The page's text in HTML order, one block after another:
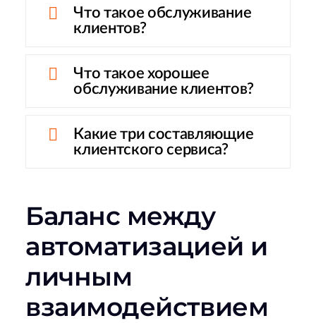
Что такое обслуживание
клиентов?
Что такое хорошее
обслуживание клиентов?
Какие три составляющие
клиентского сервиса?
Баланс между
автоматизацией и
личным
взаимодействием